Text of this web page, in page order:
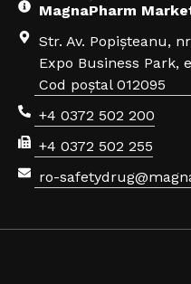
MagnaPharm
Str. Av. Popișteanu,
Expo Business Park,
Cod poștal 012095
+4 0372 502 200
+4 0372 502 255
ro-